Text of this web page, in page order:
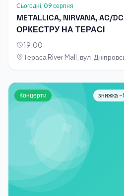
Сьогодні, 09 серпня
METALLICA, NIRVANA, AC/
ОРКЕСТРУ НА ТЕРАСІ
19:00
Тераса River Mall, вул.
Концерти знижка -